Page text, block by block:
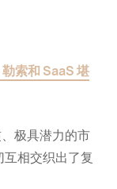
索和 SaaS 堪
极具潜力的市
相交织出了复